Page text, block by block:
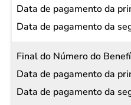
Número
do
Data de
pagamento
da